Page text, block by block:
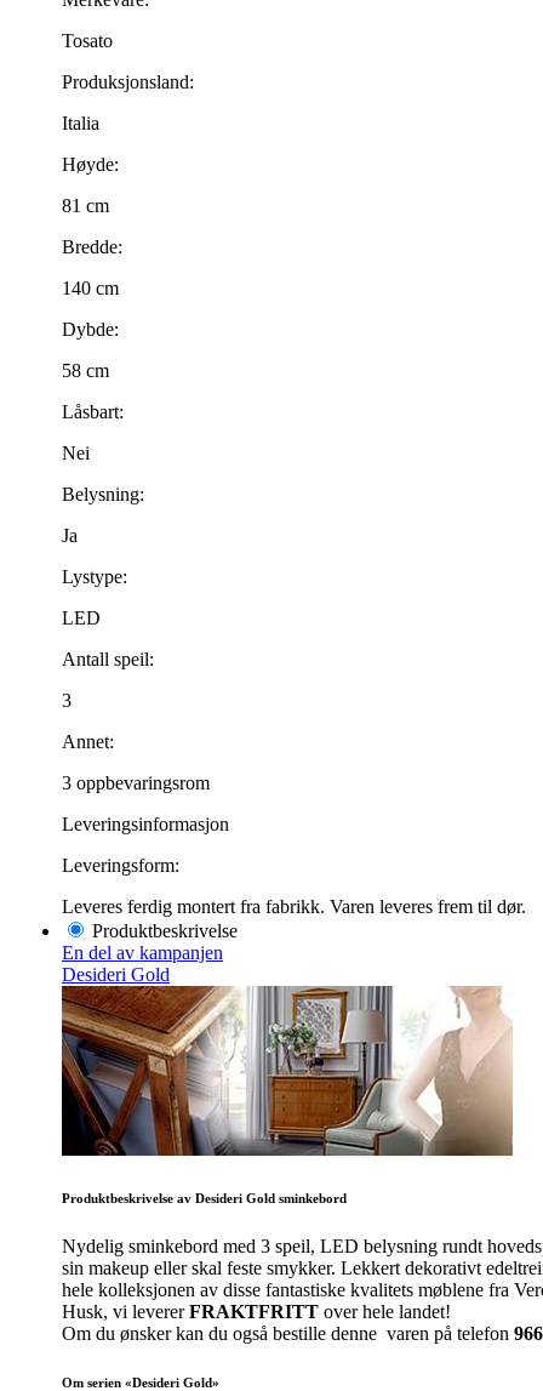
Tosato
Produksjonsland:
Italia
Høyde:
81 cm
Bredde:
140 cm
Dybde:
58 cm
Låsbart:
Nei
Belysning:
Ja
Lystype:
LED
Antall speil:
3
Annet:
3 oppbevaringsrom
Leveringsinformasjon
Leveringsform:
Leveres ferdig montert fra fabrikk. Varen leveres frem til dør.
Produktbeskrivelse
En del av kampanjen
Desideri Gold
Produktbeskrivelse av Desideri Gold sminkebord
Nydelig sminkebord med 3 speil, LED belysning rundt
sin makeup eller skal feste smykker. Lekkert dekorativt
hele kolleksjonen av disse fantastiske kvalitets møblene fra
Husk, vi levererFRAKTFRITT over hele landet!
Om du ønsker kan du også bestille denne varen på telefon
Om serien «Desideri Gold»